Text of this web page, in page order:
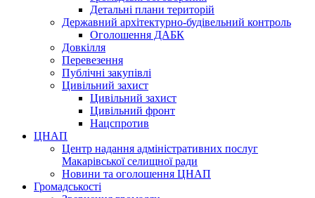
Детальні плани територій
Державний архітектурно-будівельний контроль
Оголошення ДАБК
Довкілля
Перевезення
Публічні закупівлі
Цивільний захист
Цивільний захист
Цивільний фронт
Нацспротив
ЦНАП
Центр надання адміністративних послуг
Макарівської селищної ради
Новини та оголошення ЦНАП
Громадськості